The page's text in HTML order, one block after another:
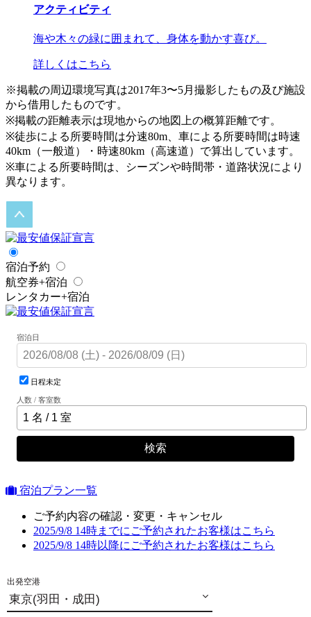
アクティビティ
海や木々の緑に囲まれて、身体を動かす喜び。
詳しくはこちら
※掲載の周辺環境写真は2017年3〜5月撮影したもの及び施設
から借用したものです。
※掲載の距離表示は現地からの地図上の概算距離です。
※徒歩による所要時間は分速80m、車による所要時間は時速
40km（一般道）・時速80km（高速道）で算出しています。
※車による所要時間は、シーズンや時間帯・道路状況により
異なります。
宿泊予約
航空券+宿泊
レンタカー+宿泊
宿泊日
日程未定
人数 / 客室数
検索
宿泊プラン一覧
ご予約内容の確認・変更・キャンセル
2025/9/8 14時までにご予約されたお客様はこちら
2025/9/8 14時以降にご予約されたお客様はこちら